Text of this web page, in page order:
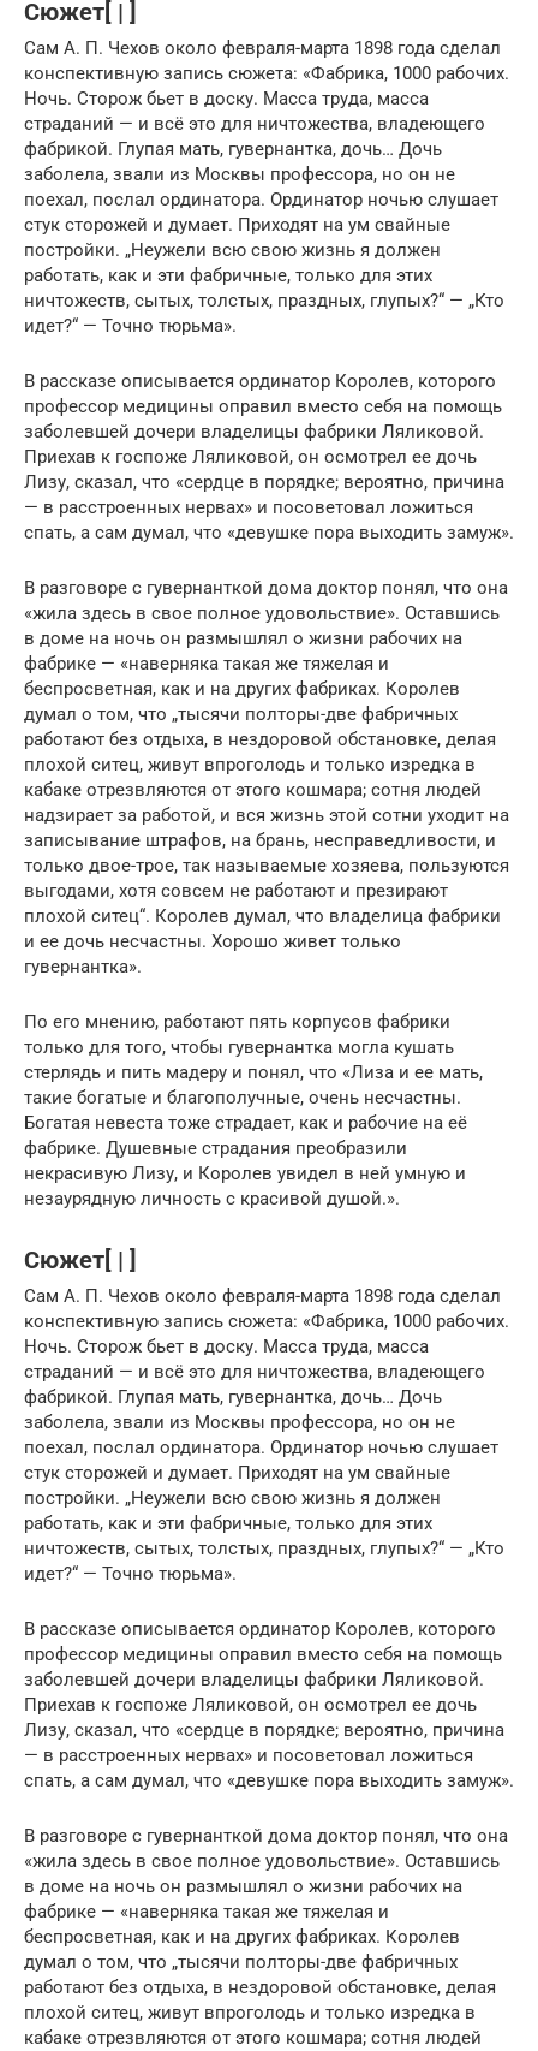
Сюжет[ | ]
Сам А. П. Чехов около февраля-марта 1898 года сделал
конспективную запись сюжета: «Фабрика, 1000 рабочих.
Ночь. Сторож бьет в доску. Масса труда, масса
страданий — и всё это для ничтожества, владеющего
фабрикой. Глупая мать, гувернантка, дочь… Дочь
заболела, звали из Москвы профессора, но он не
поехал, послал ординатора. Ординатор ночью слушает
стук сторожей и думает. Приходят на ум свайные
постройки. „Неужели всю свою жизнь я должен
работать, как и эти фабричные, только для этих
ничтожеств, сытых, толстых, праздных, глупых?“ — „Кто
идет?“ — Точно тюрьма».
В рассказе описывается ординатор Королев, которого
профессор медицины оправил вместо себя на помощь
заболевшей дочери владелицы фабрики Ляликовой.
Приехав к госпоже Ляликовой, он осмотрел ее дочь
Лизу, сказал, что «сердце в порядке; вероятно, причина
— в расстроенных нервах» и посоветовал ложиться
спать, а сам думал, что «девушке пора выходить замуж».
В разговоре с гувернанткой дома доктор понял, что она
«жила здесь в свое полное удовольствие». Оставшись
в доме на ночь он размышлял о жизни рабочих на
фабрике — «наверняка такая же тяжелая и
беспросветная, как и на других фабриках. Королев
думал о том, что „тысячи полторы-две фабричных
работают без отдыха, в нездоровой обстановке, делая
плохой ситец, живут впроголодь и только изредка в
кабаке отрезвляются от этого кошмара; сотня людей
надзирает за работой, и вся жизнь этой сотни уходит на
записывание штрафов, на брань, несправедливости, и
только двое-трое, так называемые хозяева, пользуются
выгодами, хотя совсем не работают и презирают
плохой ситец“. Королев думал, что владелица фабрики
и ее дочь несчастны. Хорошо живет только
гувернантка».
По его мнению, работают пять корпусов фабрики
только для того, чтобы гувернантка могла кушать
стерлядь и пить мадеру и понял, что «Лиза и ее мать,
такие богатые и благополучные, очень несчастны.
Богатая невеста тоже страдает, как и рабочие на её
фабрике. Душевные страдания преобразили
некрасивую Лизу, и Королев увидел в ней умную и
незаурядную личность с красивой душой.».
Сюжет[ | ]
Сам А. П. Чехов около февраля-марта 1898 года сделал
конспективную запись сюжета: «Фабрика, 1000 рабочих.
Ночь. Сторож бьет в доску. Масса труда, масса
страданий — и всё это для ничтожества, владеющего
фабрикой. Глупая мать, гувернантка, дочь… Дочь
заболела, звали из Москвы профессора, но он не
поехал, послал ординатора. Ординатор ночью слушает
стук сторожей и думает. Приходят на ум свайные
постройки. „Неужели всю свою жизнь я должен
работать, как и эти фабричные, только для этих
ничтожеств, сытых, толстых, праздных, глупых?“ — „Кто
идет?“ — Точно тюрьма».
В рассказе описывается ординатор Королев, которого
профессор медицины оправил вместо себя на помощь
заболевшей дочери владелицы фабрики Ляликовой.
Приехав к госпоже Ляликовой, он осмотрел ее дочь
Лизу, сказал, что «сердце в порядке; вероятно, причина
— в расстроенных нервах» и посоветовал ложиться
спать, а сам думал, что «девушке пора выходить замуж».
В разговоре с гувернанткой дома доктор понял, что она
«жила здесь в свое полное удовольствие». Оставшись
в доме на ночь он размышлял о жизни рабочих на
фабрике — «наверняка такая же тяжелая и
беспросветная, как и на других фабриках. Королев
думал о том, что „тысячи полторы-две фабричных
работают без отдыха, в нездоровой обстановке, делая
плохой ситец, живут впроголодь и только изредка в
кабаке отрезвляются от этого кошмара; сотня людей